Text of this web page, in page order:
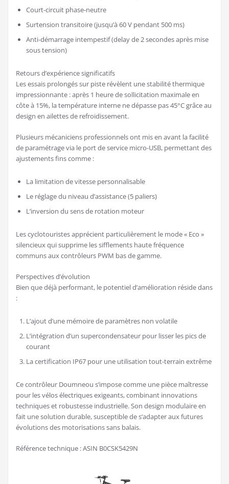
Court-circuit phase-neutre
Surtension transitoire (jusqu’à 60 V pendant 500 ms)
Anti-démarrage intempestif (delay de 2 secondes après mise
sous tension)
Retours d’expérience significatifs
Les essais prolongés sur piste révèlent une stabilité thermique
impressionnante : après 1 heure de sollicitation maximale en
côte à 15%, la température interne ne dépasse pas 45°C grâce au
design en ailettes de refroidissement.
Plusieurs mécaniciens professionnels ont mis en avant la facilité
de paramétrage via le port de service micro-USB, permettant des
ajustements fins comme :
La limitation de vitesse personnalisable
Le réglage du niveau d’assistance (5 paliers)
L’inversion du sens de rotation moteur
Les cyclotouristes apprécient particulièrement le mode « Eco »
silencieux qui supprime les sifflements haute fréquence
communs aux contrôleurs PWM bas de gamme.
Perspectives d’évolution
Bien que déjà performant, le potentiel d’amélioration réside dans
:
L’ajout d’une mémoire de paramètres non volatile
L’intégration d’un supercondensateur pour lisser les pics de
courant
La certification IP67 pour une utilisation tout-terrain extrême
Ce contrôleur Doumneou s’impose comme une pièce maîtresse
pour les vélos électriques exigeants, combinant innovations
techniques et robustesse industrielle. Son design modulaire en
fait une solution durable, susceptible de s’adapter aux futures
évolutions des motorisations sans balais.
Référence technique : ASIN B0CSK5429N